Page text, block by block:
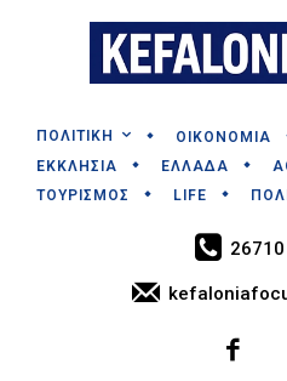
ΠΟΛΙΤΙΚΗ ΟΙΚΟΝΟΜΙΑ
ΕΚΚΛΗΣΙΑ
ΕΛΛΑΔΑ
ΤΟΥΡΙΣΜΟΣ
LIFE